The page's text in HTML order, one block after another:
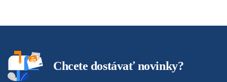
Chcete dostávať novinky?